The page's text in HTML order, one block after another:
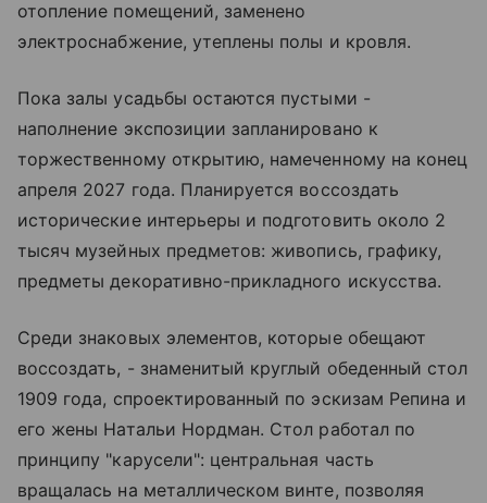
отопление помещений, заменено
электроснабжение, утеплены полы и кровля.
Пока залы усадьбы остаются пустыми -
наполнение экспозиции запланировано к
торжественному открытию, намеченному на конец
апреля 2027 года. Планируется воссоздать
исторические интерьеры и подготовить около 2
тысяч музейных предметов: живопись, графику,
предметы декоративно-прикладного искусства.
Среди знаковых элементов, которые обещают
воссоздать, - знаменитый круглый обеденный стол
1909 года, спроектированный по эскизам Репина и
его жены Натальи Нордман. Стол работал по
принципу "карусели": центральная часть
вращалась на металлическом винте, позволяя